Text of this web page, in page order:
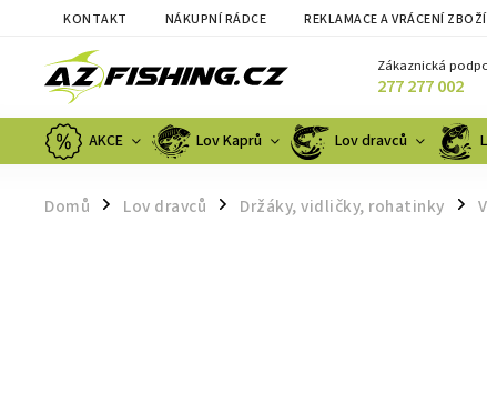
KONTAKT NÁKUPNÍ RÁDCE REKLAMACE A VRÁCENÍ ZBOŽÍ
Zákaznická
277 277 002
AKCE Lov Kaprů Lov dravců
Domů / Lov dravců / Držáky, vidličky, rohatinky /